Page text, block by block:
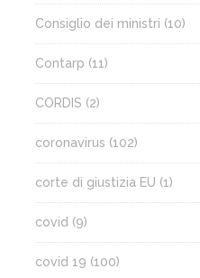
Consiglio dei ministri (10)
Contarp (11)
CORDIS (2)
coronavirus (102)
corte di giustizia EU (1)
covid (9)
covid 19 (100)